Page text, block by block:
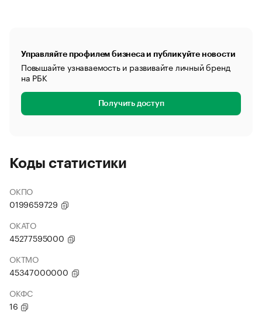
Управляйте профилем бизнеса и публикуйте новости
Повышайте узнаваемость и развивайте личный бренд
на РБК
Получить доступ
Коды статистики
ОКПО
0199659729
ОКАТО
45277595000
ОКТМО
45347000000
ОКФС
16